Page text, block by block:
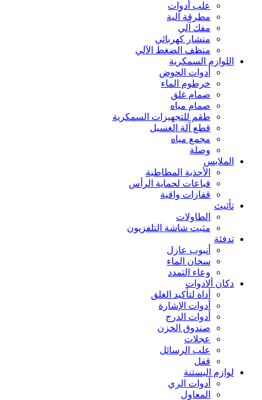
علب أدوات
مطرقة آلية
مفك آلي
منشار كهربائي
منظف الضغط الآلي
اللوازم السمكرية
أدوات الحوض
خرطوم الماء
صمام غلق
صمام مياه
طقم للتجهيزات السمكرية
قطع آلة الغسيل
مجمع مياه
وصلة
الملابس
الأحذية المطاطية
قباعات لحماية الرأس
قفازات واقية
تأثيث
الطاولات
مثبت شاشة التلفزيون
تدفئة
أنبوب عازل
سخان الماء
وعاء التمدد
دكان ألادوات
أداة لتأكيد الغلق
أدوات الإشارة
أدوات الدرج
صندوق الخزن
عجلات
علب الرسائل
قفل
لوازم البستنة
أدوات الري
المعاول